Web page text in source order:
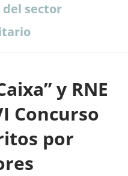
sector
y RNE
Concurso
por